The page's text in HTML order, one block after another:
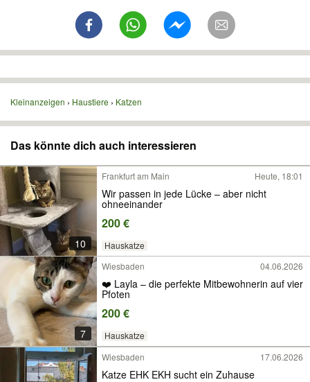
Kleinanzeigen Haustiere Katzen
Das könnte dich auch interessieren
10
Frankfurt am Main Heute, 18:01
Wir passen in jede Lücke – aber nicht
ohneeinander
200 €
Hauskatze
7
Wiesbaden 04.06.2026
❤️ Layla – die perfekte Mitbewohnerin auf vier
Pfoten
200 €
Hauskatze
Wiesbaden 17.06.2026
Katze EHK EKH sucht ein Zuhause